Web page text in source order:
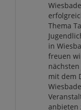
Thema
in
freuen
mit dem
anbieten